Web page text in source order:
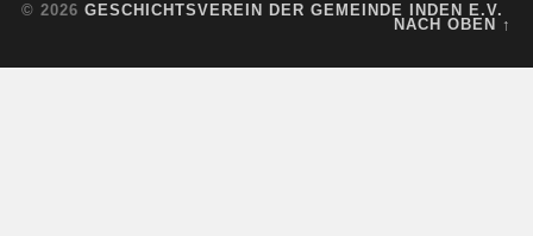
© 2026 GESCHICHTSVEREIN DER GEMEINDE INDEN E.V.
NACH OBEN ↑